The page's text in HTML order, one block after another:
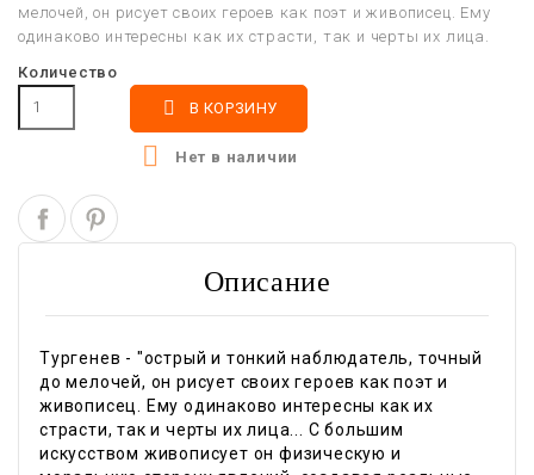
мелочей, он рисует своих героев как поэт и живописец. Ему
одинаково интересны как их страсти, так и черты их лица.
Количество
 В КОРЗИНУ
 Нет в наличии
Описание
Тургенев - "острый и тонкий наблюдатель, точный
до мелочей, он рисует своих героев как поэт и
живописец. Ему одинаково интересны как их
страсти, так и черты их лица... С большим
искусством живописует он физическую и